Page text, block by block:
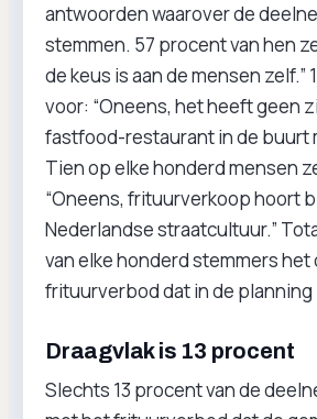
antwoorden waarover de
stemmen. 57 procent van hen
de keus is aan de mensen zelf.”
voor: “Oneens, het heeft geen
fastfood-restaurant in de buurt
Tien op elke honderd mensen
“Oneens, frituurverkoop hoort
Nederlandse straatcultuur.”
van elke honderd stemmers
frituurverbod dat in de planning
Draagvlak is 13 procent
Slechts 13 procent van de